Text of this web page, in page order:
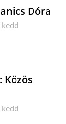
Dóra
Közös